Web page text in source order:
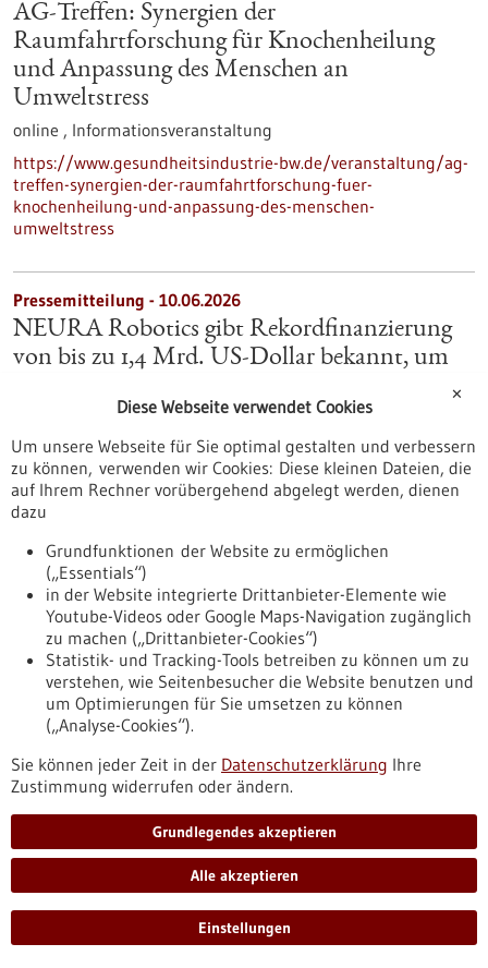
AG-Treffen: Synergien der
Raumfahrtforschung für Knochenheilung
und Anpassung des Menschen an
Umweltstress
online , Informationsveranstaltung
https://www.gesundheitsindustrie-bw.de/veranstaltung/ag-
treffen-synergien-der-raumfahrtforschung-fuer-
knochenheilung-und-anpassung-des-menschen-
umweltstress
Pressemitteilung - 10.06.2026
NEURA Robotics gibt Rekordfinanzierung
von bis zu 1,4 Mrd. US-Dollar bekannt, um
den Aufbau der weltweit führenden Physical-
AI-Plattform zu beschleunigen
NEURA Robotics, der Pionier in kognitiver Robotik und
Erfinder des Neuraverse, hat heute eine wegweisende Series-
C-Finanzierungsrunde mit einem Volumen von bis zu 1,4
Milliarden US-Dollar bekannt gegeben. Damit beschleunigt
Physical-AI-Plattform aufzubauen. Zu den Investoren gehören
globale Marktführer aus den Bereichen KI, Robotik,
Recheninfrastruktur, Produktion und Industrieautomation.
https://www.gesundheitsindustrie-
bw.de/fachbeitrag/pm/neura-robotics-gibt-
rekordfinanzierung-von-bis-zu-14-mrd-us-dollar-bekannt-um-
den-aufbau-der-weltweit-fuehrenden-physical-ai-pla
Pressemitteilung - 10.06.2026
Can Aztekin erhält den Schering Young
Investigator Award 2026
Der Schering Young Investigator Award wurde in diesem Jahr
an Can Aztekin verliehen, Max-Planck
Forschungsgruppenleiter am Friedrich-Miescher-Labor der
Max-Planck-Gesellschaft in Tübingen. Der Wissenschaftler
wird für seine bedeutenden Arbeiten auf dem Gebiet der
✕
Diese Webseite verwendet Cookies
Um unsere Webseite für Sie optimal gestalten und verbessern
zu können, verwenden wir Cookies: Diese kleinen Dateien, die
auf Ihrem Rechner vorübergehend abgelegt werden, dienen
dazu
Grundfunktionen der Website zu ermöglichen
(„Essentials“)
in der Website integrierte Drittanbieter-Elemente wie
Youtube-Videos oder Google Maps-Navigation zugänglich
zu machen („Drittanbieter-Cookies“)
Statistik- und Tracking-Tools betreiben zu können um zu
verstehen, wie Seitenbesucher die Website benutzen und
um Optimierungen für Sie umsetzen zu können
(„Analyse-Cookies“).
Sie können jeder Zeit in der Datenschutzerklärung Ihre
Zustimmung widerrufen oder ändern.
Grundlegendes akzeptieren
Alle akzeptieren
Einstellungen